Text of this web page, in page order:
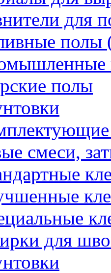
для
полы
полы
смеси,
для